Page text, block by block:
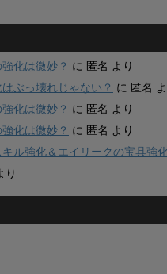
化は微妙？ に 匿名 より
ぶっ壊れじゃない？ に 匿名
化は微妙？ に 匿名 より
化は微妙？ に 匿名 より
キル強化＆エイリークの宝具
り